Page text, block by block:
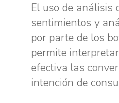
El uso de análisis
sentimientos y
por parte de los
permite
efectiva las
intención de